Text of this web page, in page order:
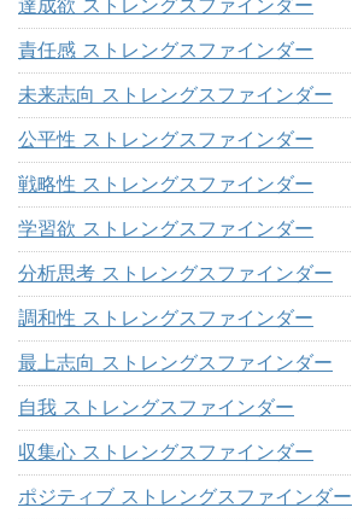
達成欲 ストレングスファインダー
責任感 ストレングスファインダー
未来志向 ストレングスファインダー
公平性 ストレングスファインダー
戦略性 ストレングスファインダー
学習欲 ストレングスファインダー
分析思考 ストレングスファインダー
調和性 ストレングスファインダー
最上志向 ストレングスファインダー
自我 ストレングスファインダー
収集心 ストレングスファインダー
ポジティブ ストレングスファインダー